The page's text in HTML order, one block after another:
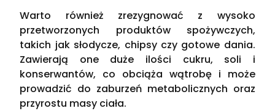
Warto również zrezygnować z wysoko
przetworzonych produktów spożywczych,
takich jak słodycze, chipsy czy gotowe dania.
Zawierają one duże ilości cukru, soli i
konserwantów, co obciąża wątrobę i może
prowadzić do zaburzeń metabolicznych oraz
przyrostu masy ciała.